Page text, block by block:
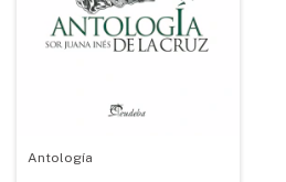
Antología